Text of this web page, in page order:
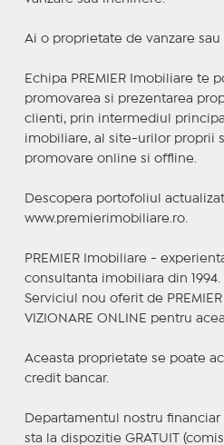
Ai o proprietate de vanzare
Echipa PREMIER Imobiliare te
promovarea si prezentarea
clienti, prin intermediul
imobiliare, al site-urilor proprii
promovare online si offline.
Descopera portofoliul
www.premierimobiliare.ro.
PREMIER Imobiliare -
consultanta imobiliara din 1994.
Serviciul nou oferit de
VIZIONARE ONLINE pentru
Aceasta proprietate se poate
credit bancar.
Departamentul nostru
sta la dispozitie GRATUIT